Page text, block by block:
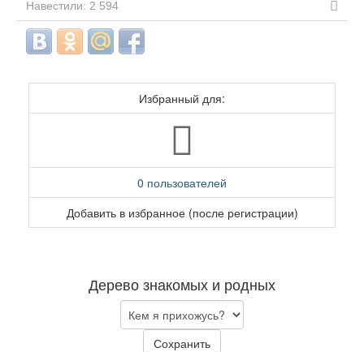
Навестили: 2 594
Избранный для:
0 пользователей
Добавить в избранное (после регистрации)
Дерево знакомых и родных
Сохранить